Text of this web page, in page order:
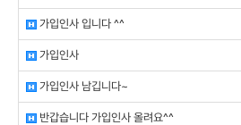
가입인사 입니다 ^^
가입인사
가입인사 남깁니다~
반갑습니다 가입인사 올려요^^